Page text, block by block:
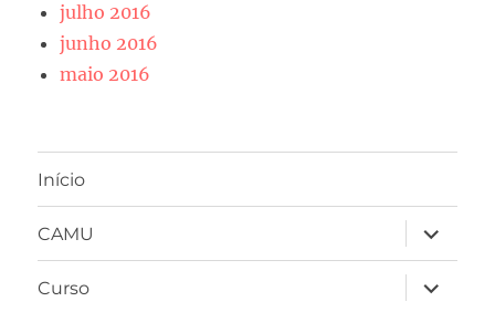
julho 2016
junho 2016
maio 2016
Início
CAMU
expandir
Curso
expandir